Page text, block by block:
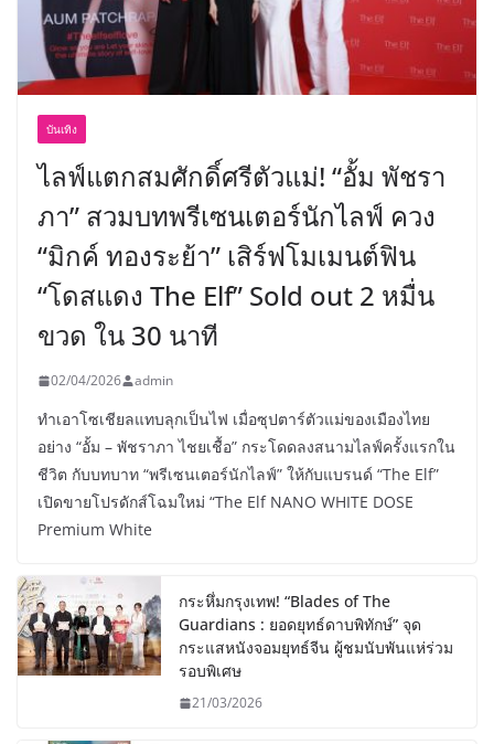
บันเทิง
ไลฟ์แตกสมศักดิ์ศรีตัวแม่! “อั้ม พัชรา
ภา” สวมบทพรีเซนเตอร์นักไลฟ์ ควง
“มิกค์ ทองระย้า” เสิร์ฟโมเมนต์ฟิน
“โดสแดง The Elf” Sold out 2 หมื่น
ขวด ใน 30 นาที
02/04/2026 admin
ทำเอาโซเชียลแทบลุกเป็นไฟ เมื่อซุปตาร์ตัวแม่ของเมืองไทย
อย่าง “อั้ม – พัชราภา ไชยเชื้อ” กระโดดลงสนามไลฟ์ครั้งแรกใน
ชีวิต กับบทบาท “พรีเซนเตอร์นักไลฟ์” ให้กับแบรนด์ “The Elf”
เปิดขายโปรดักส์โฉมใหม่ “The Elf NANO WHITE DOSE
Premium White
กระหึ่มกรุงเทพ! “Blades of The
Guardians : ยอดยุทธ์ดาบพิทักษ์” จุด
กระแสหนังจอมยุทธ์จีน ผู้ชมนับพันแห่ร่วม
รอบพิเศษ
21/03/2026